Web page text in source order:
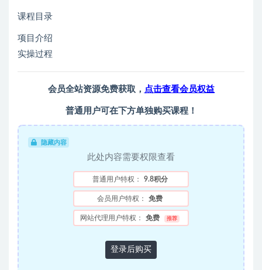
课程目录
项目介绍
实操过程
会员全站资源免费获取， 点击查看会员权益
普通用户可在下方单独购买课程！
隐藏内容
此处内容需要权限查看
普通用户特权： 9.8积分
会员用户特权： 免费
网站代理用户特权： 免费 推荐
登录后购买